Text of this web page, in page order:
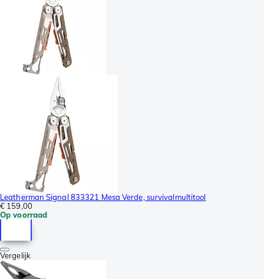
Leatherman Signal 833321 Mesa Verde, survivalmultitool
€ 159,00
Op voorraad
Vergelijk